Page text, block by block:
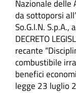
Nazionale delle
da sottoporsi
So.G.I.N.
DECRETO
recante
combustibile
benefici
legge 23 luglio